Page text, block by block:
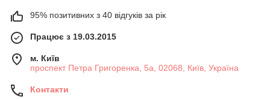
95% позитивних з 40 відгуків за рік
Працює з 19.03.2015
м. Київ
проспект Петра Григоренка, 5а, 02068, Київ, Україна
Контакти